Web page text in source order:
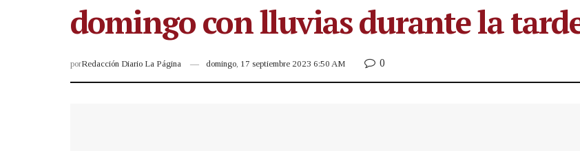
domingo con lluvias durante la
porRedacción Diario La Página domingo, 17 septiembre 2023 6:50 AM 0